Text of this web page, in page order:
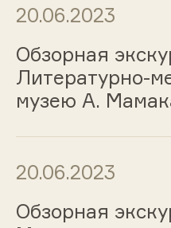
20.06.2023
Обзорная
Литературно-
музею А.
20.06.2023
Обзорная